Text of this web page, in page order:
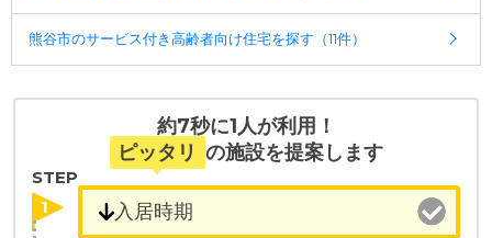
熊谷市のサービス付き高齢者向け住宅を探す（11件）
約7秒に1人が利用！
ピッタリ の施設を提案します
STEP
1